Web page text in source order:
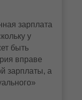
зарплата
у
быть
вправе
зарплаты, а